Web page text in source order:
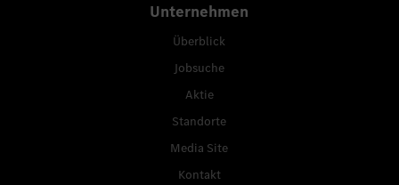
Unternehmen
Überblick
Jobsuche
Aktie
Standorte
Media Site
Kontakt